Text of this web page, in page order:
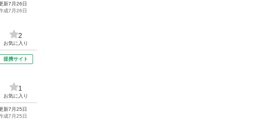
新7月26日
成7月26日
2
お気に入り
提携サイト
1
お気に入り
新7月25日
成7月25日